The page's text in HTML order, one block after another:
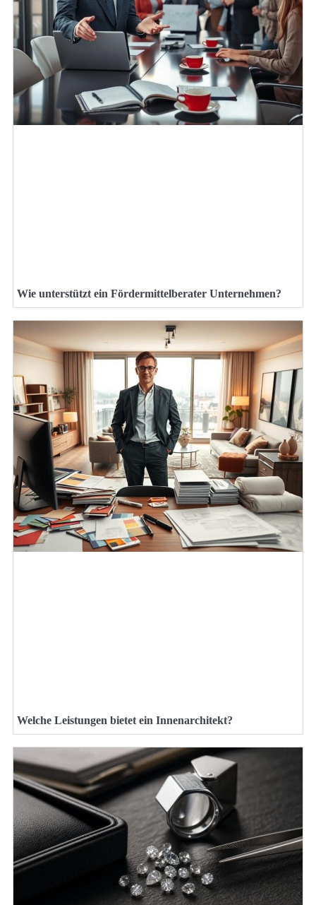
Wie unterstützt ein Fördermittelberater Unternehmen?
Welche Leistungen bietet ein Innenarchitekt?